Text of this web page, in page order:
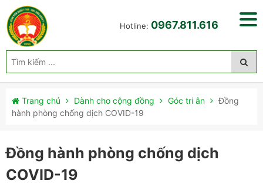
Hotline: 0967.811.616
Trang chủ Dành cho cộng đồng Góc tri ân
Đồng
hành phòng chống dịch COVID-19
Đồng hành phòng chống dịch
COVID-19